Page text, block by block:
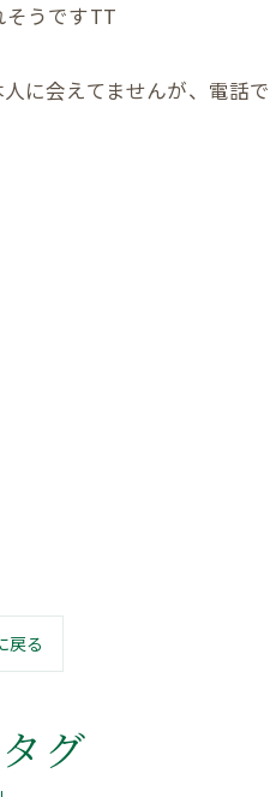
うですTT
に会えてませんが、電話
戻る
グ